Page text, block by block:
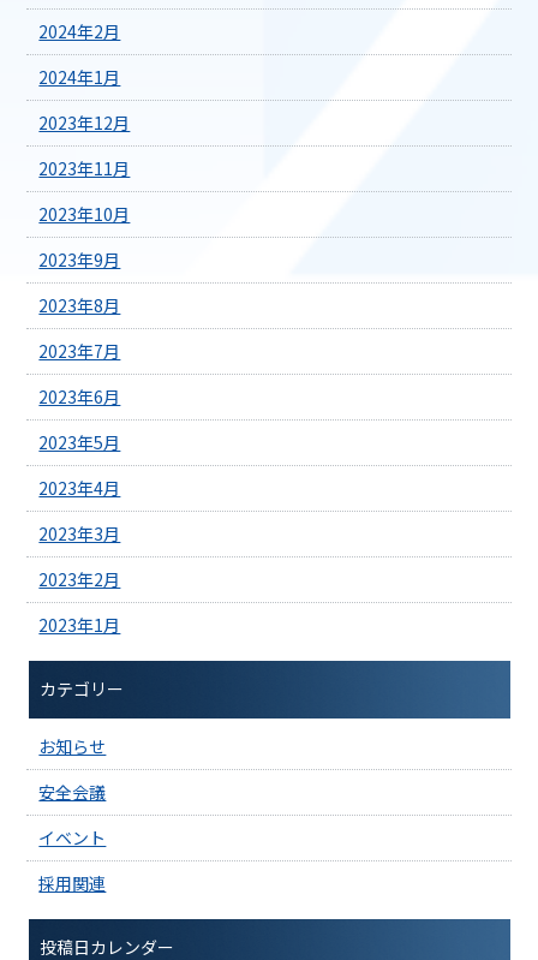
2024年2月
2024年1月
2023年12月
2023年11月
2023年10月
2023年9月
2023年8月
2023年7月
2023年6月
2023年5月
2023年4月
2023年3月
2023年2月
2023年1月
カテゴリー
お知らせ
安全会議
イベント
採用関連
投稿日カレンダー